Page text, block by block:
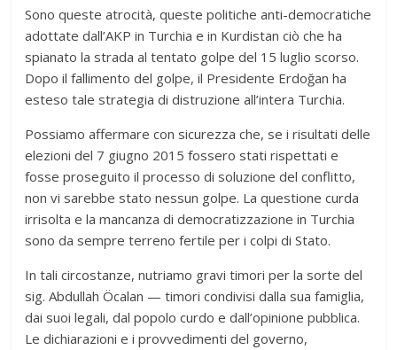
Sono queste atrocità, queste politiche anti-democratiche
adottate dall’AKP in Turchia e in Kurdistan ciò che ha
spianato la strada al tentato golpe del 15 luglio scorso.
Dopo il fallimento del golpe, il Presidente Erdoğan ha
esteso tale strategia di distruzione all’intera Turchia.
Possiamo affermare con sicurezza che, se i risultati delle
elezioni del 7 giugno 2015 fossero stati rispettati e
fosse proseguito il processo di soluzione del conflitto,
non vi sarebbe stato nessun golpe. La questione curda
irrisolta e la mancanza di democratizzazione in Turchia
sono da sempre terreno fertile per i colpi di Stato.
In tali circostanze, nutriamo gravi timori per la sorte del
sig. Abdullah Öcalan — timori condivisi dalla sua famiglia,
dai suoi legali, dal popolo curdo e dall’opinione pubblica.
Le dichiarazioni e i provvedimenti del governo,